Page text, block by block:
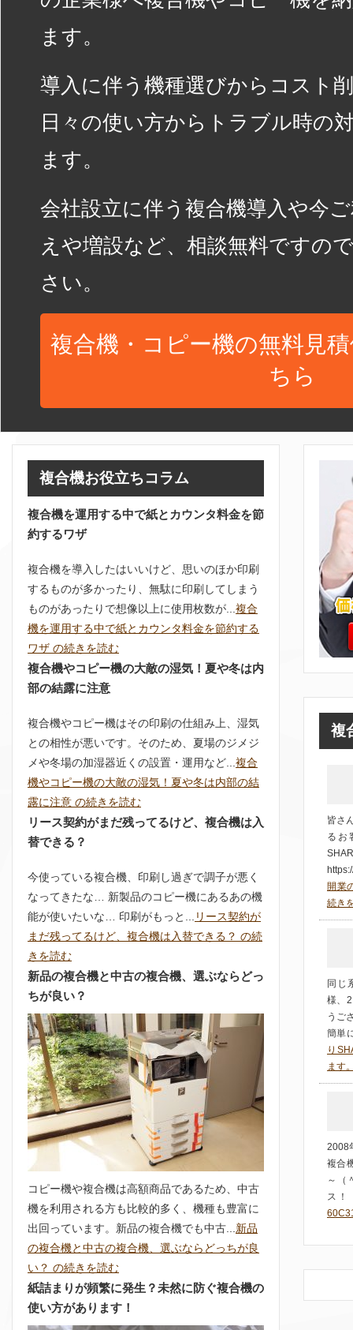
ます。
導入に伴う機種選びからコスト
日々の使い方からトラブル時の
ます。
会社設立に伴う複合機導入や今
えや増設など、相談無料ですの
さい。
複合機・コピー機の無料見
ちら
複合機お役立ちコラム
複合機を運用する中で紙とカウンタ料金を節
約するワザ
複合機を導入したはいいけど、思いのほか印刷
するものが多かったり、無駄に印刷してしまう
ものがあったりで想像以上に使用枚数が... 複合
機を運用する中で紙とカウンタ料金を節約する
ワザ の続きを読む
複合機やコピー機の大敵の湿気！夏や冬は内
部の結露に注意
複合機やコピー機はその印刷の仕組み上、湿気
との相性が悪いです。そのため、夏場のジメジ
メや冬場の加湿器近くの設置・運用など... 複合
機やコピー機の大敵の湿気！夏や冬は内部の結
露に注意 の続きを読む
リース契約がまだ残ってるけど、複合機は入
替できる？
今使っている複合機、印刷し過ぎで調子が悪く
なってきたな… 新製品のコピー機にあるあの機
能が使いたいな… 印刷がもっと...
リース契約が
まだ残ってるけど、複合機は入替できる？ の続
きを読む
新品の複合機と中古の複合機、選ぶならどっ
ちが良い？
コピー機や複合機は高額商品であるため、中古
機を利用される方も比較的多く、機種も豊富に
出回っています。新品の複合機でも中古... 新品
の複合機と中古の複合機、選ぶならどっちが良
い？ の続きを読む
紙詰まりが頻繁に発生？未然に防ぐ複合機の
使い方があります！
複
皆さ
るお
開業
続き
同じ
様、
うご
簡単
り
ます
2008
複合
～（
ス！